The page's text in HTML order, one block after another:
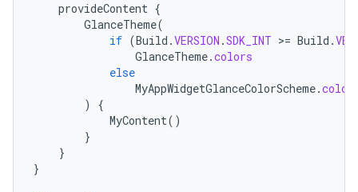
provideContent {
GlanceTheme(
if (Build .VERSION .SDK_INT >= Build .
GlanceTheme.colors
else
MyAppWidgetGlanceColorScheme.
)
{
MyContent()
}
}
}